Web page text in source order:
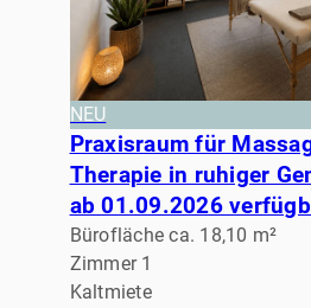
NEU
Praxisraum für
Therapie in ruhiger
ab 01.09.2026
Bürofläche ca. 18,10 m²
Zimmer 1
Kaltmiete